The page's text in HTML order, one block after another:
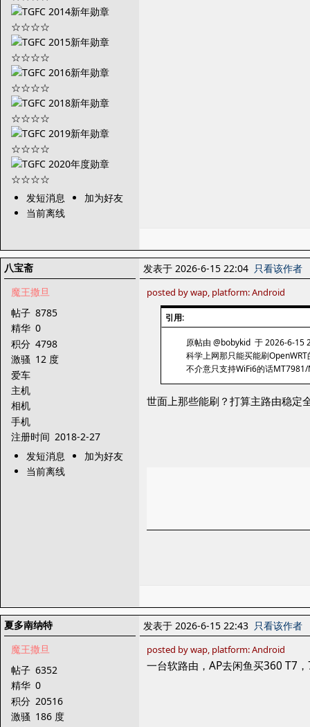
发短消息
加为好友
当前离线
八宝斋
魔王撒旦
帖子 8785
精华 0
积分 4798
激骚 12 度
爱车
主机
相机
手机
注册时间 2018-2-27
发短消息
加为好友
当前离线
发表于 2026-6-15 22:04 只看该作者
posted by wap, platform: Android
引用:
原帖由 @bobykid 于 2026-6-15
科学上网那只能买能刷
不介意只支持WiFi6的话
世面上那些能刷？打算主路由稳定
夏多南纳特
魔王撒旦
帖子 6352
精华 0
积分 20516
激骚 186 度
发表于 2026-6-15 22:43 只看该作者
posted by wap, platform: Android
一台软路由，AP去闲鱼买360 T7